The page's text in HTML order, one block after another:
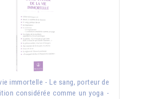
immortelle - Le sang, porteur de
considérée comme un yoga -